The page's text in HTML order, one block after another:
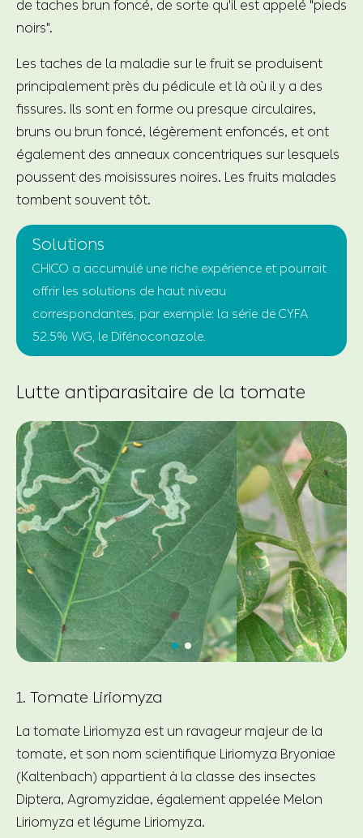
de taches brun foncé, de sorte qu'il est appelé "pieds
noirs".
Les taches de la maladie sur le fruit se produisent
principalement près du pédicule et là où il y a des
fissures. Ils sont en forme ou presque circulaires,
bruns ou brun foncé, légèrement enfoncés, et ont
également des anneaux concentriques sur lesquels
poussent des moisissures noires. Les fruits malades
tombent souvent tôt.
Solutions
CHICO a accumulé une riche expérience et pourrait
offrir les solutions de haut niveau
correspondantes, par exemple: la série de CYFA
52.5% WG, le Difénoconazole.
Lutte antiparasitaire de la tomate
1. Tomate Liriomyza
La tomate Liriomyza est un ravageur majeur de la
tomate, et son nom scientifique Liriomyza Bryoniae
(Kaltenbach) appartient à la classe des insectes
Diptera, Agromyzidae, également appelée Melon
Liriomyza et légume Liriomyza.